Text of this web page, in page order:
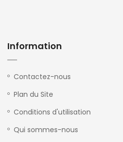
Information
Contactez-nous
Plan du Site
Conditions d'utilisation
Qui sommes-nous